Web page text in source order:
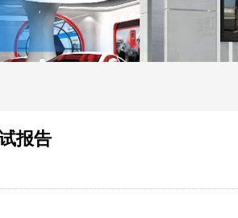
报告